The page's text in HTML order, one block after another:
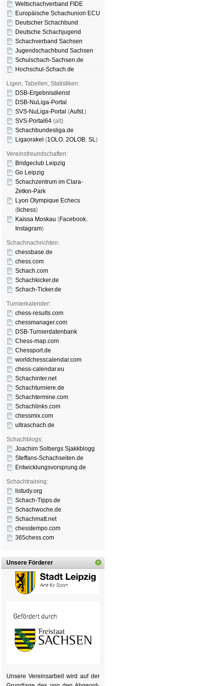
Weltschachverband FIDE
Europäische Schachunion ECU
Deutscher Schachbund
Deutsche Schachjugend
Schachverband Sachsen
Jugendschachbund Sachsen
Schulschach-Sachsen.de
Hochschul-Schach.de
Ligen, Tabellen, Statistiken:
DSB-Ergebnisdienst
DSB-NuLiga-Portal
SVS-NuLiga-Portal (Aufst.)
SVS-Portal64 (alt)
Schachbundesliga.de
Ligaorakel (1OLO, 2OLOB, SL)
Vereinsfreundschaften:
Bridgeclub Leipzig
Go Leipzig
Schachzentrum im Clara-
Zetkin-Park
Lyon Olympique Echecs
( lichess)
Kaissa Moskau (Face­book,
Insta­gram)
Schachnachrichten:
chessbase.de
chess.com
Schach.com
Schachkicker.de
Schach-Ticker.de
Turnierkalender:
chess-results.com
chessmanager.com
DSB-Turnierdatenbank
Chess-map.com
Chessport.de
worldchesscalendar.com
chess-calendar.eu
Schachinter.net
Schachturniere.de
Schachtermine.com
Schachlinks.com
chessmix.com
ultraschach.de
Schachblogs:
Joachim Solbergs Sjakkblogg
Steffans-Schachseiten.de
Entwicklungsvorsprung.de
Schachtraining:
listudy.org
Schach-Tipps.de
Schachwoche.de
Schachmatt.net
chesstempo.com
365chess.com
Unsere Förderer
Unsere Ver­eins­ar­beit wird auf der